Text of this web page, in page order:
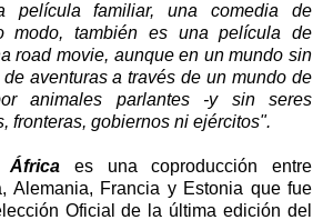
película familiar, una comedia de
modo, también es una película de
road movie, aunque en un mundo sin
aventuras a través de un mundo de
animales parlantes -y sin seres
fronteras, gobiernos ni ejércitos".
África es una coproducción entre
Alemania, Francia y Estonia que fue
Oficial de la última edición del